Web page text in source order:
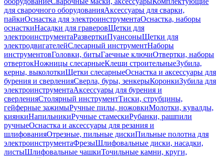
для сварочного оборудованияАксессуары для сварки,
пайкиОснастка для электроинструментаОснастка, наборы
оснасткиНасадки для граверовЩетки для
электроинструментаРазверткиПуансоныЩетки для
электродвигателейСлесарный инструментНаборы
инструментовГоловки, битыГаечные ключиОтвертки, наборы
отвертокНожницы слесарныеКлещи строительныеЗубила,
керны, выколоткиЩетки слесарныеОснастка и аксессуары для
бурения и сверленияСверла, буры, зенкерыКоронкиЗубила для
электроинструментаАксессуары для бурения и
сверленияСтолярный инструментТиски, струбцины,
гейферные зажимыРучные пилы, ножовкиМолотки, кувалды,
киянкиНапильникиРучные стамескиРубанки, рашпили
ручныеОснастка и аксессуары для резания и
шлифованияОтрезные, пильные дискиПильные полотна для
электроинструментаФрезыШлифовальные диски, насадки,
листыШлифовальные чашкиТочильные камни, круги,